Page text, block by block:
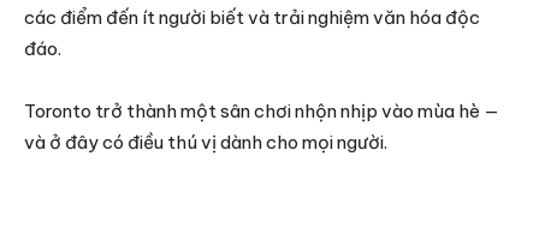
các điểm đến ít người biết và trải nghiệm văn hóa độc
đáo.
Toronto trở thành một sân chơi nhộn nhịp vào mùa hè —
và ở đây có điều thú vị dành cho mọi người.